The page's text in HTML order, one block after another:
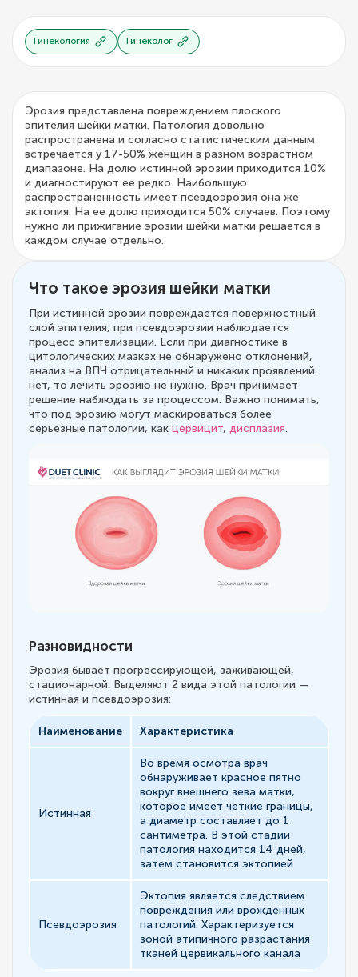
Гинекология Гинеколог
Эрозия представлена повреждением плоского
эпителия шейки матки. Патология довольно
распространена и согласно статистическим данным
встречается у 17-50% женщин в разном возрастном
диапазоне. На долю истинной эрозии приходится 10%
и диагностируют ее редко. Наибольшую
распространенность имеет псевдоэрозия она же
эктопия. На ее долю приходится 50% случаев. Поэтому
нужно ли прижигание эрозии шейки матки решается в
каждом случае отдельно.
Что такое эрозия шейки матки
При истинной эрозии повреждается поверхностный
слой эпителия, при псевдоэрозии наблюдается
процесс эпителизации. Если при диагностике в
цитологических мазках не обнаружено отклонений,
анализ на ВПЧ отрицательный и никаких проявлений
нет, то лечить эрозию не нужно. Врач принимает
решение наблюдать за процессом. Важно понимать,
что под эрозию могут маскироваться более
серьезные патологии, как цервицит, дисплазия.
Разновидности
Эрозия бывает прогрессирующей, заживающей,
стационарной. Выделяют 2 вида этой патологии —
истинная и псевдоэрозия:
Наименование Характеристика
Истинная
Во время осмотра врач
обнаруживает красное пятно
вокруг внешнего зева матки,
которое имеет четкие границы,
а диаметр составляет до 1
сантиметра. В этой стадии
патология находится 14 дней,
затем становится эктопией
Псевдоэрозия
Эктопия является следствием
повреждения или врожденных
патологий. Характеризуется
зоной атипичного разрастания
тканей цервикального канала